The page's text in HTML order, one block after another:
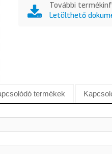
További
Letölthető
termékek